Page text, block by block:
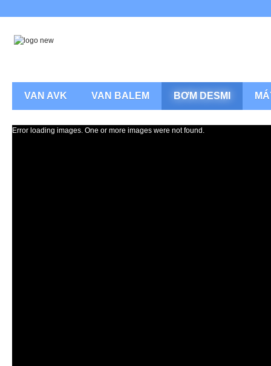
VAN AVK VAN BALEM BƠM DESMI
Error loading images. One or more images were not found.